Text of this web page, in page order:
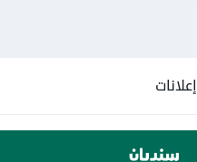
إعلانات